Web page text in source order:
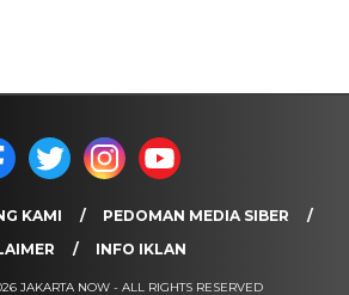
KAMI
PEDOMAN MEDIA SIBER
INFO IKLAN
JAKARTA NOW - ALL RIGHTS RESERVED